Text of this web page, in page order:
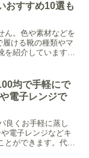
おすすめ10選も
ん。色や素材などを
ける靴の種類やマ
紹介しています。
均で手軽にで
電子レンジで
良くお手軽に蒸し
電子レンジなどキ
ができます。代用